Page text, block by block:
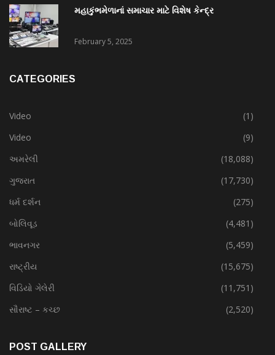
મહાકુંભમેળાનાં સમાચાર માટે વિશેષ કેન્દ્ર
February 5, 2025
CATEGORIES
Video
(1)
Video
(9)
અમરેલી
(18,088)
ગુજરાત
(17,730)
ધર્મ દર્શન
(275)
બોલિવૂડ
(4,481)
ભાવનગર
(5,459)
રાષ્ટ્રીય
(15,675)
વિડિયો ગેલેરી
(11,751)
સૌરાષ્ટ – કચ્છ
(2,520)
POST GALLERY